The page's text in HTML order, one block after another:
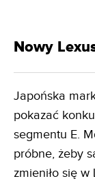
Nowy
Japońska
pokazać
segmentu E.
próbne, żeby
zmieniło się w